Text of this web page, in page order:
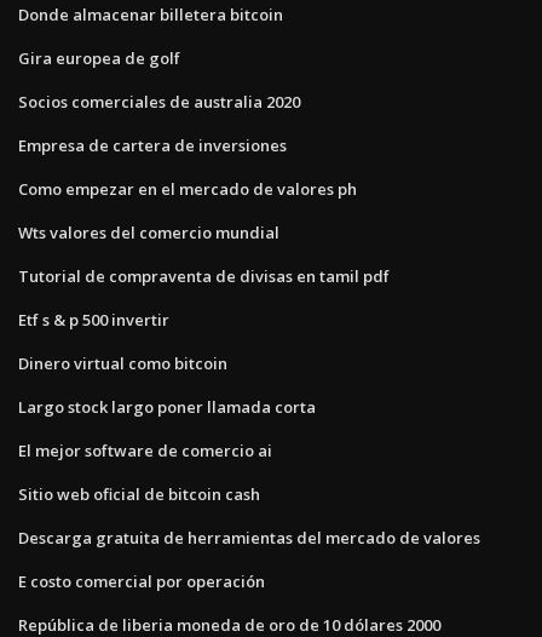
Donde almacenar billetera bitcoin
Gira europea de golf
Socios comerciales de australia 2020
Empresa de cartera de inversiones
Como empezar en el mercado de valores ph
Wts valores del comercio mundial
Tutorial de compraventa de divisas en tamil pdf
Etf s & p 500 invertir
Dinero virtual como bitcoin
Largo stock largo poner llamada corta
El mejor software de comercio ai
Sitio web oficial de bitcoin cash
Descarga gratuita de herramientas del mercado de valores
E costo comercial por operación
República de liberia moneda de oro de 10 dólares 2000